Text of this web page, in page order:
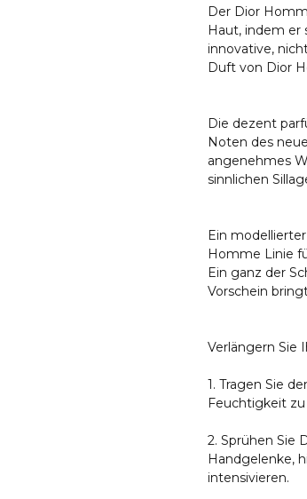
Der Dior
Haut, indem er
innovative,
Duft von Dior
Die dezent
Noten des
angenehmes
sinnlichen
Ein
Homme Linie
Ein ganz der
Vorschein
Verlängern Sie
1. Tragen Sie
Feuchtigkeit
2. Sprühen Sie
Handgelenke,
intensivieren.